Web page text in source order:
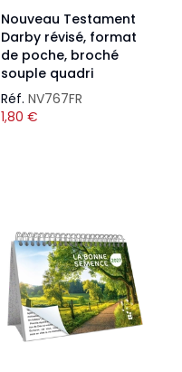
Nouveau Testament
Darby révisé, format
de poche, broché
souple quadri
Réf. NV767FR
1,80 €